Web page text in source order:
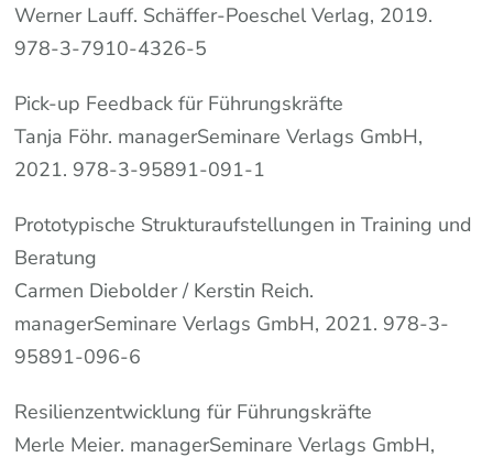
Werner Lauff. Schäffer-Poeschel Verlag, 2019.
978-3-7910-4326-5
Pick-up Feedback für Führungskräfte
Tanja Föhr. managerSeminare Verlags GmbH,
2021. 978-3-95891-091-1
Prototypische Strukturaufstellungen in Training und
Beratung
Carmen Diebolder / Kerstin Reich.
managerSeminare Verlags GmbH, 2021. 978-3-
95891-096-6
Resilienzentwicklung für Führungskräfte
Merle Meier. managerSeminare Verlags GmbH,